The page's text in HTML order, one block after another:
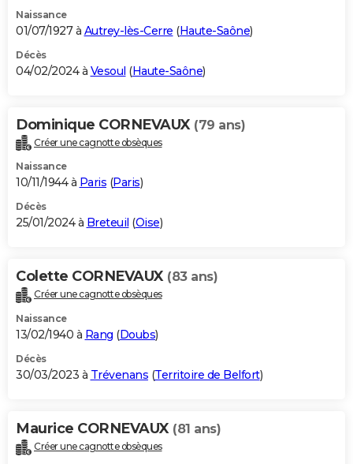
Naissance
01/07/1927 à Autrey-lès-Cerre (Haute-Saône)
Décès
04/02/2024 à Vesoul (Haute-Saône)
Dominique CORNEVAUX (79 ans)
Créer une cagnotte obsèques
Naissance
10/11/1944 à Paris (Paris)
Décès
25/01/2024 à Breteuil (Oise)
Colette CORNEVAUX (83 ans)
Créer une cagnotte obsèques
Naissance
13/02/1940 à Rang (Doubs)
Décès
30/03/2023 à Trévenans (Territoire de Belfort)
Maurice CORNEVAUX (81 ans)
Créer une cagnotte obsèques